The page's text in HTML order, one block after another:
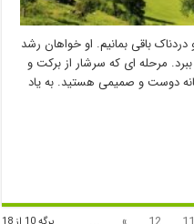
باقی بمانیم. او خواهان رشد
مرحله ای که سرشار از برکت و
دوست و صمیمی هستید. به یاد